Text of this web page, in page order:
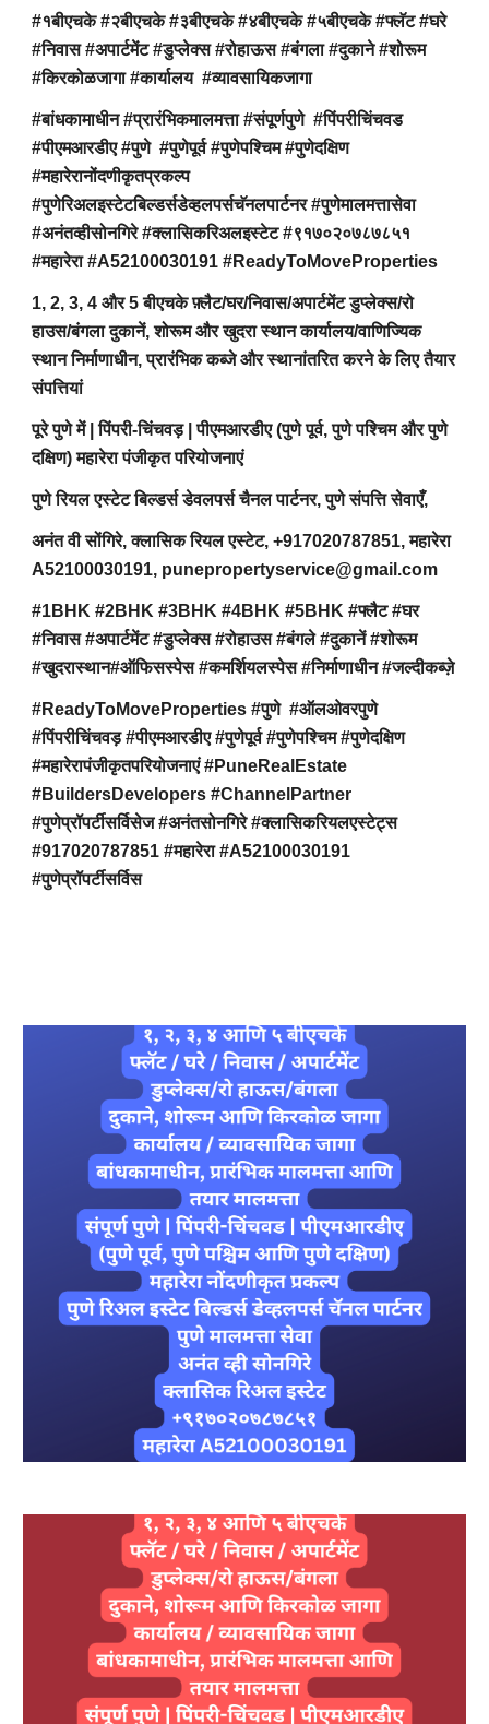
#१बीएचके #२बीएचके #३बीएचके #४बीएचके #५बीएचके #फ्लॅट #घरे
#निवास #अपार्टमेंट #डुप्लेक्स #रोहाऊस #बंगला #दुकाने #शोरूम
#किरकोळजागा #कार्यालय #व्यावसायिकजागा
#बांधकामाधीन #प्रारंभिकमालमत्ता #संपूर्णपुणे #पिंपरीचिंचवड
#पीएमआरडीए #पुणे #पुणेपूर्व #पुणेपश्चिम #पुणेदक्षिण
#महारेरानोंदणीकृतप्रकल्प
#पुणेरिअलइस्टेटबिल्डर्सडेव्हलपर्सचॅनलपार्टनर #पुणेमालमत्तासेवा
#अनंतव्हीसोनगिरे #क्लासिकरिअलइस्टेट #९१७०२०७८७८५१
#महारेरा #A52100030191 #ReadyToMoveProperties
1, 2, 3, 4 और 5 बीएचके फ़्लैट/घर/निवास/अपार्टमेंट डुप्लेक्स/रो
हाउस/बंगला दुकानें, शोरूम और खुदरा स्थान कार्यालय/वाणिज्यिक
स्थान निर्माणाधीन, प्रारंभिक कब्जे और स्थानांतरित करने के लिए तैयार
संपत्तियां
पूरे पुणे में | पिंपरी-चिंचवड़ | पीएमआरडीए (पुणे पूर्व, पुणे पश्चिम और पुणे
दक्षिण) महारेरा पंजीकृत परियोजनाएं
पुणे रियल एस्टेट बिल्डर्स डेवलपर्स चैनल पार्टनर, पुणे संपत्ति सेवाएँ,
अनंत वी सोंगिरे, क्लासिक रियल एस्टेट, +917020787851, महारेरा
A52100030191, punepropertyservice@gmail.com
#1BHK #2BHK #3BHK #4BHK #5BHK #फ्लैट #घर
#निवास #अपार्टमेंट #डुप्लेक्स #रोहाउस #बंगले #दुकानें #शोरूम
#खुदरास्थान#ऑफिसस्पेस #कमर्शियलस्पेस #निर्माणाधीन #जल्दीकब्ज़े
#ReadyToMoveProperties #पुणे #ऑलओवरपुणे
#पिंपरीचिंचवड़ #पीएमआरडीए #पुणेपूर्व #पुणेपश्चिम #पुणेदक्षिण
#महारेरापंजीकृतपरियोजनाएं #PuneRealEstate
#BuildersDevelopers #ChannelPartner
#पुणेप्रॉपर्टीसर्विसेज #अनंतसोनगिरे #क्लासिकरियलएस्टेट्स
#917020787851 #महारेरा #A52100030191
#पुणेप्रॉपर्टीसर्विस